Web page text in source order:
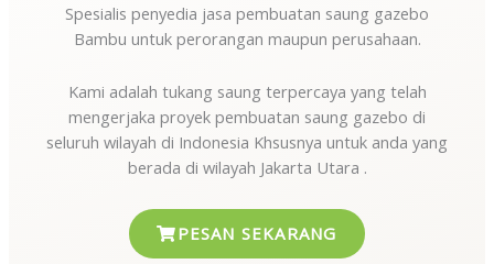
Spesialis penyedia jasa pembuatan saung gazebo
Bambu untuk perorangan maupun perusahaan.
Kami adalah tukang saung terpercaya yang telah
mengerjaka proyek pembuatan saung gazebo di
seluruh wilayah di Indonesia Khsusnya untuk anda yang
berada di wilayah Jakarta Utara .
PESAN SEKARANG